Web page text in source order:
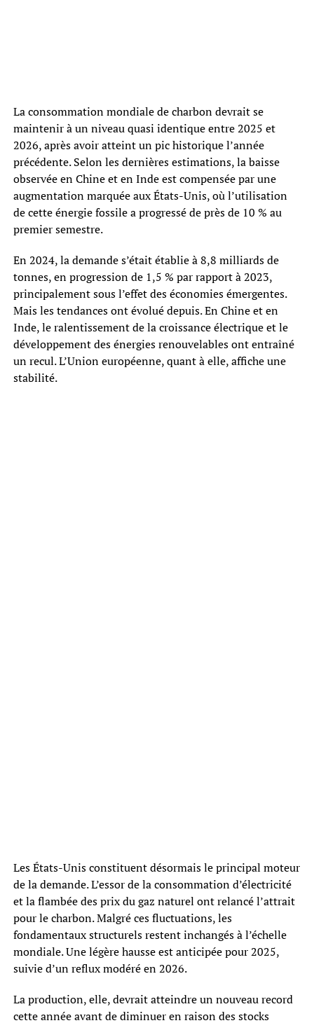
La consommation mondiale de charbon devrait se
maintenir à un niveau quasi identique entre 2025 et
2026, après avoir atteint un pic historique l’année
précédente. Selon les dernières estimations, la baisse
observée en Chine et en Inde est compensée par une
augmentation marquée aux États-Unis, où l’utilisation
de cette énergie fossile a progressé de près de 10 % au
premier semestre.
En 2024, la demande s’était établie à 8,8 milliards de
tonnes, en progression de 1,5 % par rapport à 2023,
principalement sous l’effet des économies émergentes.
Mais les tendances ont évolué depuis. En Chine et en
Inde, le ralentissement de la croissance électrique et le
développement des énergies renouvelables ont entraîné
un recul. L’Union européenne, quant à elle, affiche une
stabilité.
Les États-Unis constituent désormais le principal moteur
de la demande. L’essor de la consommation d’électricité
et la flambée des prix du gaz naturel ont relancé l’attrait
pour le charbon. Malgré ces fluctuations, les
fondamentaux structurels restent inchangés à l’échelle
mondiale. Une légère hausse est anticipée pour 2025,
suivie d’un reflux modéré en 2026.
La production, elle, devrait atteindre un nouveau record
cette année avant de diminuer en raison des stocks